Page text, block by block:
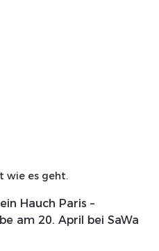
wie es geht.
Hauch Paris –
am 20. April bei SaWa